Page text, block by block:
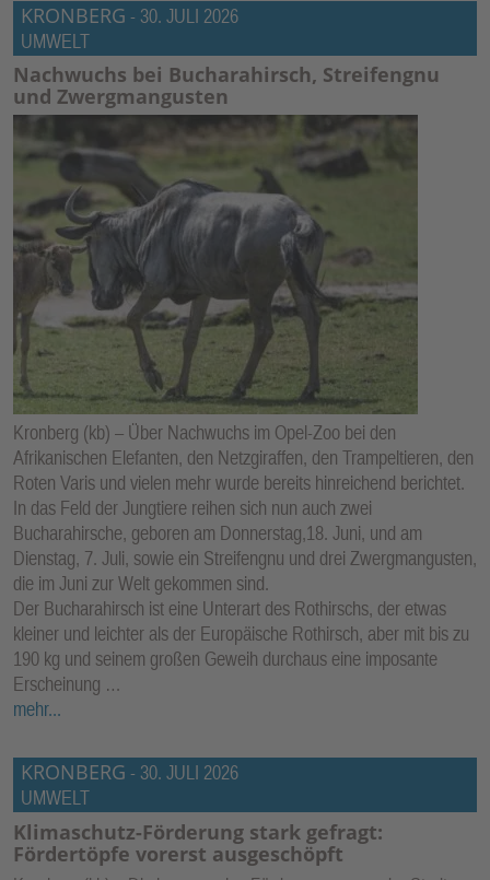
KRONBERG - 30. JULI 2026
UMWELT
Nachwuchs bei Bucharahirsch, Streifengnu
und Zwergmangusten
Kronberg (kb) – Über Nachwuchs im Opel-Zoo bei den
Afrikanischen Elefanten, den Netzgiraffen, den Trampeltieren, den
Roten Varis und vielen mehr wurde bereits hinreichend berichtet.
In das Feld der Jungtiere reihen sich nun auch zwei
Bucharahirsche, geboren am Donnerstag,18. Juni, und am
Dienstag, 7. Juli, sowie ein Streifengnu und drei Zwergmangusten,
die im Juni zur Welt gekommen sind.
Der Bucharahirsch ist eine Unterart des Rothirschs, der etwas
kleiner und leichter als der Europäische Rothirsch, aber mit bis zu
190 kg und seinem großen Geweih durchaus eine imposante
Erscheinung …
mehr...
KRONBERG - 30. JULI 2026
UMWELT
Klimaschutz-Förderung stark gefragt:
Fördertöpfe vorerst ausgeschöpft